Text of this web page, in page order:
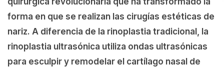
forma en que se realizan las cirugías estéticas de
nariz. A diferencia de la rinoplastia tradicional, la
rinoplastia ultrasónica utiliza ondas ultrasónicas
para esculpir y remodelar el cartílago nasal de